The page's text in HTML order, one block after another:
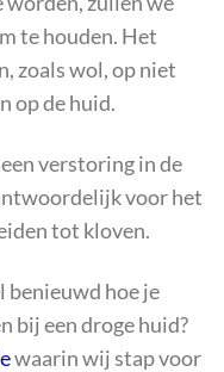
te houden. Het
zoals wol, op niet
op de huid.
verstoring in de
voor het
tot kloven.
benieuwd hoe je
bij een droge huid?
waarin wij stap voor